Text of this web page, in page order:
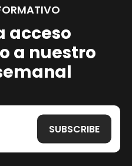
acceso
a nuestro